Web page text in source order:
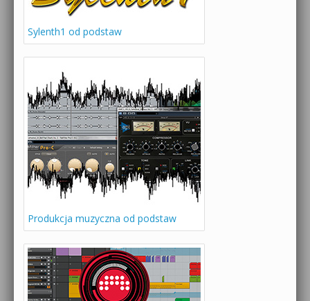
Sylenth1 od podstaw
Produkcja muzyczna od podstaw